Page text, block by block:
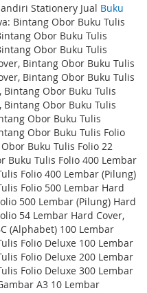
Stationery Jual Buku
Bintang Obor Buku Tulis
Obor Buku Tulis
Obor Buku Tulis
Bintang Obor Buku Tulis
Bintang Obor Buku Tulis
Bintang Obor Buku Tulis
Bintang Obor Buku Tulis
Obor Buku Tulis
Obor Buku Tulis Folio
Buku Tulis Folio 22
Buku Tulis Folio 400 Lembar
Folio 400 Lembar (Pilung)
Folio 500 Lembar Hard
500 Lembar (Pilung) Hard
54 Lembar Hard Cover,
(Alphabet) 100 Lembar
Folio Deluxe 100 Lembar
Folio Deluxe 200 Lembar
Folio Deluxe 300 Lembar
A3 10 Lembar